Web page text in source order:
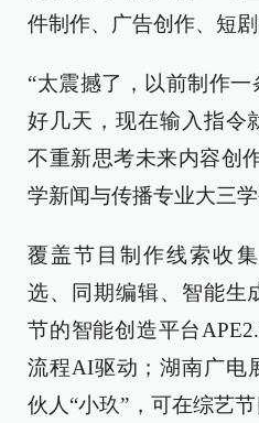
件制作、广告创作、短剧
“太震撼了，以前制作
好几天，现在输入指令
不重新思考未来内容创
学新闻与传播专业大三学
覆盖节目制作线索收
选、同期编辑、智能生
节的智能创造平台
流程AI驱动；湖南广电
伙人“小玖”，可在综艺